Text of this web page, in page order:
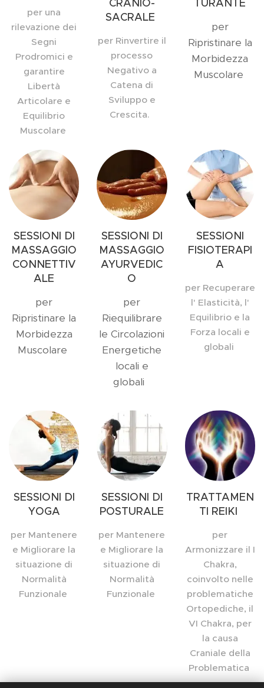
per una
rilevazione dei
Segni
Prodromici e
garantire
Libertà
Articolare e
Equilibrio
Muscolare
CRANIO-
SACRALE
per Rinvertire il
processo
Negativo a
Catena di
Sviluppo e
Crescita.
TURANTE
per
Ripristinare la
Morbidezza
Muscolare
SESSIONI DI
MASSAGGIO
CONNETTIV
ALE
per
Ripristinare la
Morbidezza
Muscolare
SESSIONI DI
MASSAGGIO
AYURVEDIC
O
per
Riequilibrare
le Circolazioni
Energetiche
locali e
globali
SESSIONI
FISIOTERAPI
A
per Recuperare
l' Elasticità, l'
Equilibrio e la
Forza locali e
globali
SESSIONI DI
YOGA
per Mantenere
e Migliorare la
situazione di
Normalità
Funzionale
SESSIONI DI
POSTURALE
per Mantenere
e Migliorare la
situazione di
Normalità
Funzionale
TRATTAMEN
TI REIKI
per
Armonizzare il I
Chakra,
coinvolto nelle
problematiche
Ortopediche, il
VI Chakra, per
la causa
Craniale della
Problematica